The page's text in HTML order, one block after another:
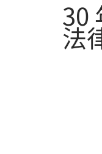
30
法